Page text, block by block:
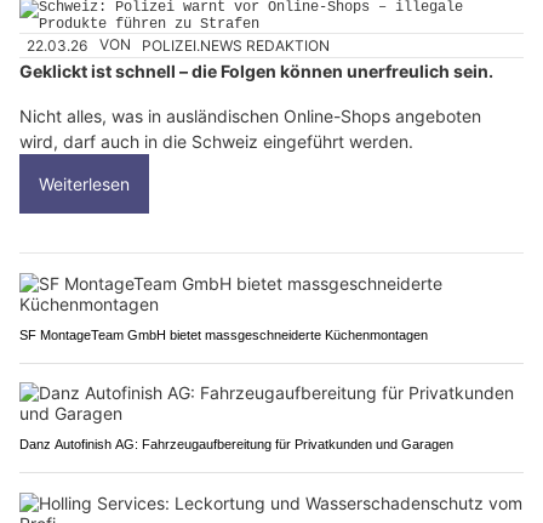
22.03.26 VON POLIZEI.NEWS REDAKTION
Geklickt ist schnell – die Folgen können unerfreulich sein.
Nicht alles, was in ausländischen Online-Shops angeboten
wird, darf auch in die Schweiz eingeführt werden.
Weiterlesen
SF MontageTeam GmbH bietet massgeschneiderte Küchenmontagen
Danz Autofinish AG: Fahrzeugaufbereitung für Privatkunden und Garagen